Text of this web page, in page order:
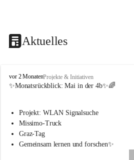
Aktuelles
V
o
s
s
c
vor 2 MonatenProjekte & Initiativen
✨Monatsrückblick: Mai in der 4b✨🌈
Projekt: WLAN Signalsuche
Missimo-Truck
Graz-Tag
Gemeinsam lernen und forschen✨